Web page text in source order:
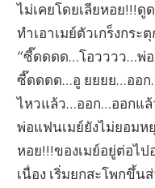
ไม่เคยโดยเลียหอย!!!
ทำเอาเมย์ตัวเกร็งกระ
“ซี๊ดดดด…โอวววว…พ่
ซี๊ดดดด…อู ยยยย…ออ
ไหวแล้ว…ออก…ออกแ
พ่อแฟนเมย์ยังไม่ยอมห
หอย!!!ของเมย์อยู่ต่อไป
เนื่อง เริ่มยกสะโพกขึ้น